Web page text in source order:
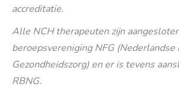
accreditatie.
Alle NCH therapeuten zijn
beroepsvereniging NFG (Nederlandse
Gezondheidszorg) en er is tevens
RBNG.